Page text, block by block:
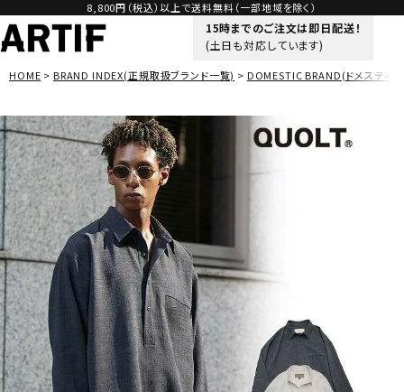
8,800円（税込）以上で送料無料（一部地域を除く）
15時までのご注文は即日配送！
(土日も対応しています)
HOME BRAND INDEX(正規取扱ブランド一覧) DOMESTIC BRAND(ドメスティッ